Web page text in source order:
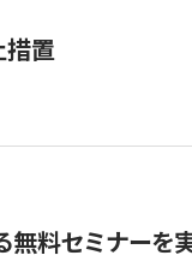
措置
無料セミナーを